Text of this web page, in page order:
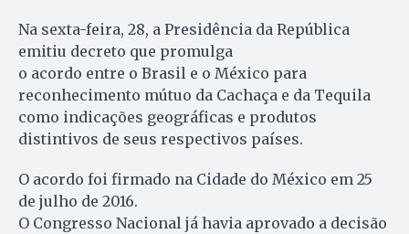
Na sexta-feira, 28, a Presidência da República
emitiu decreto que promulga
o acordo entre o Brasil e o México para
reconhecimento mútuo da Cachaça e da Tequila
como indicações geográficas e produtos
distintivos de seus respectivos países.
O acordo foi firmado na Cidade do México em 25
de julho de 2016.
O Congresso Nacional já havia aprovado a decisão